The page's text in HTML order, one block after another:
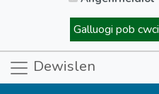
Galluogi pob cwci
Dewislen